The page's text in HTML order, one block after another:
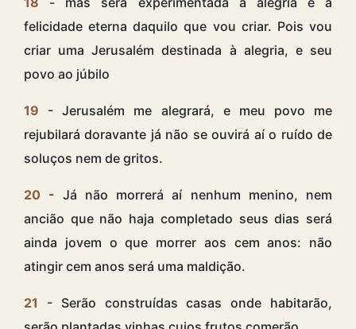
felicidade eterna daquilo que vou criar. Pois vou
criar uma Jerusalém destinada à alegria, e seu
povo ao júbilo
19 - Jerusalém me alegrará, e meu povo me
rejubilará doravante já não se ouvirá aí o ruído de
soluços nem de gritos.
20 - Já não morrerá aí nenhum menino, nem
ancião que não haja completado seus dias será
ainda jovem o que morrer aos cem anos: não
atingir cem anos será uma maldição.
21 - Serão construídas casas onde habitarão,